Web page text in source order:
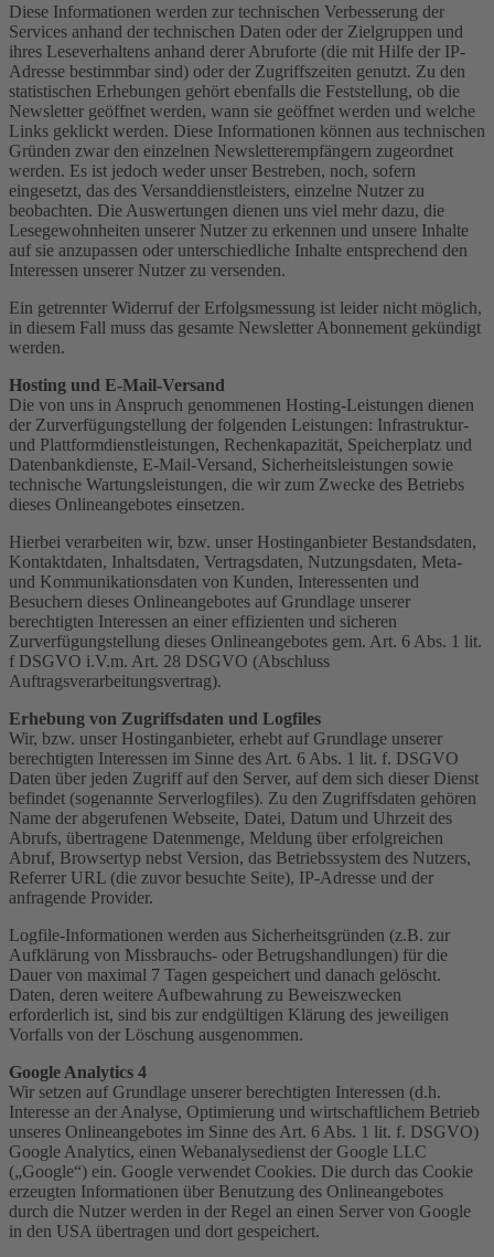
Diese Informationen werden zur technischen Verbesserung der
Services anhand der technischen Daten oder der Zielgruppen und
ihres Leseverhaltens anhand derer Abruforte (die mit Hilfe der IP-
Adresse bestimmbar sind) oder der Zugriffszeiten genutzt. Zu den
statistischen Erhebungen gehört ebenfalls die Feststellung, ob die
Newsletter geöffnet werden, wann sie geöffnet werden und welche
Links geklickt werden. Diese Informationen können aus technischen
Gründen zwar den einzelnen Newsletterempfängern zugeordnet
werden. Es ist jedoch weder unser Bestreben, noch, sofern
eingesetzt, das des Versanddienstleisters, einzelne Nutzer zu
beobachten. Die Auswertungen dienen uns viel mehr dazu, die
Lesegewohnheiten unserer Nutzer zu erkennen und unsere Inhalte
auf sie anzupassen oder unterschiedliche Inhalte entsprechend den
Interessen unserer Nutzer zu versenden.
Ein getrennter Widerruf der Erfolgsmessung ist leider nicht möglich,
in diesem Fall muss das gesamte Newsletter Abonnement gekündigt
werden.
Hosting und E-Mail-Versand
Die von uns in Anspruch genommenen Hosting-Leistungen dienen
der Zurverfügungstellung der folgenden Leistungen: Infrastruktur-
und Plattformdienstleistungen, Rechenkapazität, Speicherplatz und
Datenbankdienste, E-Mail-Versand, Sicherheitsleistungen sowie
technische Wartungsleistungen, die wir zum Zwecke des Betriebs
dieses Onlineangebotes einsetzen.
Hierbei verarbeiten wir, bzw. unser Hostinganbieter Bestandsdaten,
Kontaktdaten, Inhaltsdaten, Vertragsdaten, Nutzungsdaten, Meta-
und Kommunikationsdaten von Kunden, Interessenten und
Besuchern dieses Onlineangebotes auf Grundlage unserer
berechtigten Interessen an einer effizienten und sicheren
Zurverfügungstellung dieses Onlineangebotes gem. Art. 6 Abs. 1 lit.
f DSGVO i.V.m. Art. 28 DSGVO (Abschluss
Auftragsverarbeitungsvertrag).
Erhebung von Zugriffsdaten und Logfiles
Wir, bzw. unser Hostinganbieter, erhebt auf Grundlage unserer
berechtigten Interessen im Sinne des Art. 6 Abs. 1 lit. f. DSGVO
Daten über jeden Zugriff auf den Server, auf dem sich dieser Dienst
befindet (sogenannte Serverlogfiles). Zu den Zugriffsdaten gehören
Name der abgerufenen Webseite, Datei, Datum und Uhrzeit des
Abrufs, übertragene Datenmenge, Meldung über erfolgreichen
Abruf, Browsertyp nebst Version, das Betriebssystem des Nutzers,
Referrer URL (die zuvor besuchte Seite), IP-Adresse und der
anfragende Provider.
Logfile-Informationen werden aus Sicherheitsgründen (z.B. zur
Aufklärung von Missbrauchs- oder Betrugshandlungen) für die
Dauer von maximal 7 Tagen gespeichert und danach gelöscht.
Daten, deren weitere Aufbewahrung zu Beweiszwecken
erforderlich ist, sind bis zur endgültigen Klärung des jeweiligen
Vorfalls von der Löschung ausgenommen.
Google Analytics 4
Wir setzen auf Grundlage unserer berechtigten Interessen (d.h.
Interesse an der Analyse, Optimierung und wirtschaftlichem Betrieb
unseres Onlineangebotes im Sinne des Art. 6 Abs. 1 lit. f. DSGVO)
Google Analytics, einen Webanalysedienst der Google LLC
(„Google“) ein. Google verwendet Cookies. Die durch das Cookie
erzeugten Informationen über Benutzung des Onlineangebotes
durch die Nutzer werden in der Regel an einen Server von Google
in den USA übertragen und dort gespeichert.